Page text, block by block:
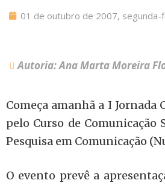
01 de outubro de 2007, segunda-
Autoria: Ana Marta Moreira
Começa amanhã a I
pelo Curso de
Pesquisa em Comunicação
O evento prevê a